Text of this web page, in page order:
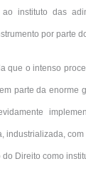
ao instituto das
por parte
que o intenso
parte da enorme
industrializada,
Direito como